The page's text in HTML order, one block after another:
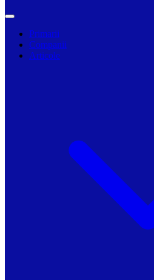
Primarii
Companii
Articole